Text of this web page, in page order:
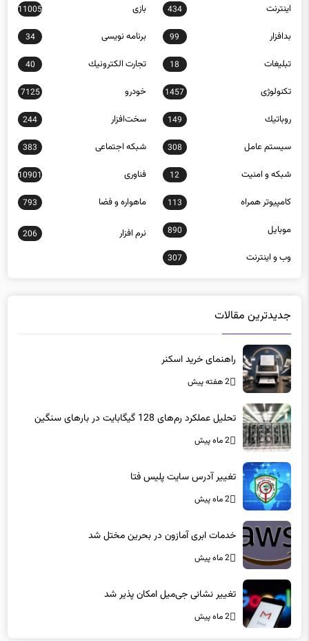
اينترنت 434 بازی 11005
بدافزار 99 برنامه نويسی 34
تبلیغات 18 تجارت الكترونيك 40
تکنولوژی 1457 خودرو 7125
روباتيك 149 سخت‌افزار 244
سيستم عامل 308 شبكه اجتماعی 383
شبكه و امنيت 12 فناوری 10901
كامپيوتر همراه 113 ماهواره و فضا 793
موبايل 890 نرم افزار 206
وب و اينترنت 307
جدیدترین مقالات
راهنمای خرید اسکنر
2 هفته پیش
تحلیل عملکرد رم‌های 128 گیگابایت در بارهای سنگین
2 ماه پیش
تغییر آدرس سایت پلیس فتا
2 ماه پیش
خدمات ابری آمازون در بحرین مختل شد
2 ماه پیش
تغییر نشانی جی‌میل امکان پذیر شد
2 ماه پیش